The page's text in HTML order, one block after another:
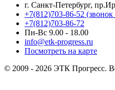
г. Санкт-Петербург,
+7(812)703-86-52
+7(812)703-86-72
Пн-Вс 9.00 - 18.00
info@etk-progress.ru
Посмотреть на карте
© 2009 - 2026 ЭТК Прогресс.